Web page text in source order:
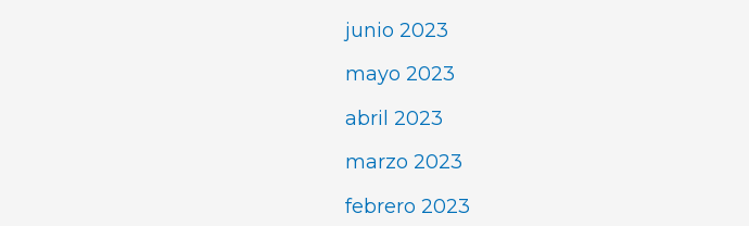
junio 2023
mayo 2023
abril 2023
marzo 2023
febrero 2023